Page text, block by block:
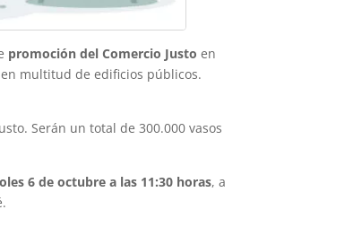
promoción del Comercio Justo en
multitud de edificios públicos.
Serán un total de 300.000 vasos
6 de octubre a las 11:30 horas, a